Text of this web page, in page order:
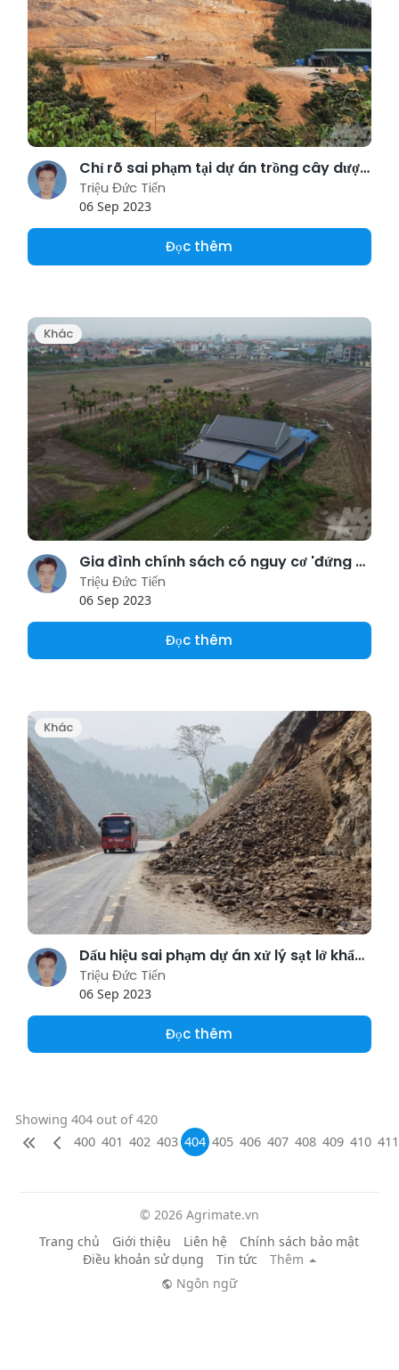
Chỉ rõ sai phạm tại dự án trồng cây dược liệu của công ty Trung Tiến
Triệu Đức Tiến
06 Sep 2023
Đọc thêm
Khác
Gia đình chính sách có nguy cơ 'đứng đường' sau thu hồi đất
Triệu Đức Tiến
06 Sep 2023
Đọc thêm
Khác
Dấu hiệu sai phạm dự án xử lý sạt lở khẩn cấp ở Thái Nguyên
Triệu Đức Tiến
06 Sep 2023
Đọc thêm
Showing 404 out of 420
400 401 402 403 404 405 406 407 408 409 410 411
© 2026 Agrimate.vn
Trang chủ
Giới thiệu Liên hệ
Chính sách bảo mật
Điều khoản sử dụng
Tin tức
Thêm
Ngôn ngữ